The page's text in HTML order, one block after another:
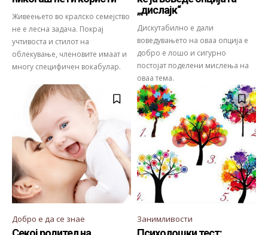
Живеењето во кралско семејство
не е лесна задача. Покрај
учтивоста и стилот на
облекување, членовите имаат и
многу специфичен вокабулар.
„дислајк“
Дискутабилно е дали
воведувањето на оваа опција е
добро е лошо и сигурно
постојат поделени мислења на
оваа тема.
Добро е да се знае Занимливости